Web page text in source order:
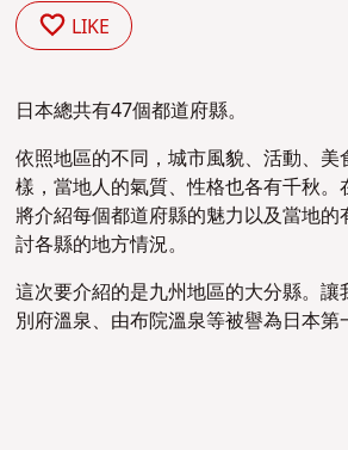
LIKE
日本總共有47個都道府縣。
依照地區的不同，城市風貌、活動、美
樣，當地人的氣質、性格也各有千秋。
將介紹每個都道府縣的魅力以及當地的
討各縣的地方情況。
這次要介紹的是九州地區的大分縣。
別府溫泉、由布院溫泉等被譽為日本第